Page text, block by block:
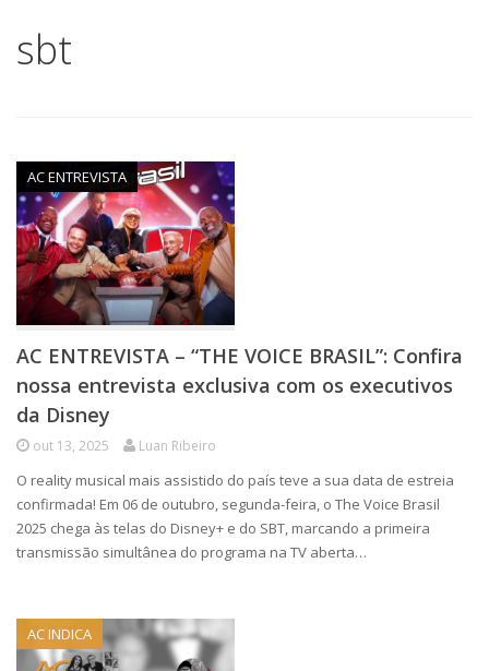
sbt
AC ENTREVISTA
AC ENTREVISTA – “THE VOICE BRASIL”: Confira
nossa entrevista exclusiva com os executivos
da Disney
out 13, 2025 Luan Ribeiro
O reality musical mais assistido do país teve a sua data de estreia
confirmada! Em 06 de outubro, segunda-feira, o The Voice Brasil
2025 chega às telas do Disney+ e do SBT, marcando a primeira
transmissão simultânea do programa na TV aberta…
AC INDICA